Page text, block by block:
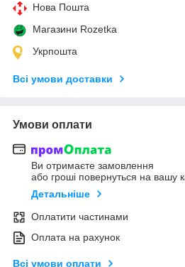
Нова Пошта
Магазини Rozetka
Укрпошта
Всі умови доставки
Умови оплати
Ви отримаєте замовлення
або гроші повернуться на вашу
Детальніше
Оплатити частинами
Оплата на рахунок
Всі умови оплати